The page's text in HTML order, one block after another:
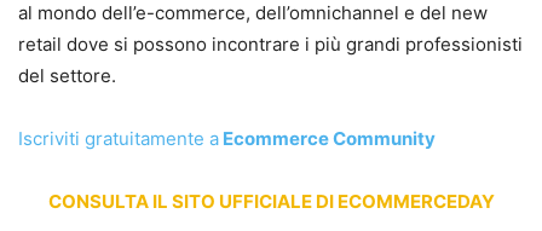
al mondo dell’e-commerce, dell’omnichannel e del new
retail dove si possono incontrare i più grandi professionisti
del settore.
Iscriviti gratuitamente a Ecommerce Community
CONSULTA IL SITO UFFICIALE DI ECOMMERCEDAY